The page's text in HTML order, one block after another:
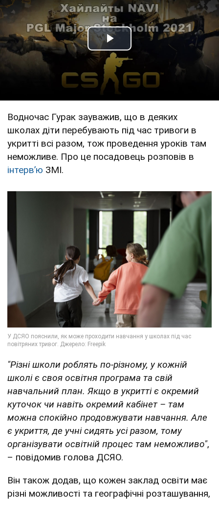
Play Video
Водночас Гурак зауважив, що в деяких
школах діти перебувають під час тривоги в
укритті всі разом, тож проведення уроків там
неможливе. Про це посадовець розповів в
інтервʼю ЗМІ.
"Різні школи роблять по-різному, у кожній
школі є своя освітня програма та свій
навчальний план. Якщо в укритті є окремий
куточок чи навіть окремий кабінет – там
можна спокійно продовжувати навчання. Але
є укриття, де учні сидять усі разом, тому
організувати освітній процес там неможливо",
– повідомив голова ДСЯО.
Він також додав, що кожен заклад освіти має
різні можливості та географічні розташування,